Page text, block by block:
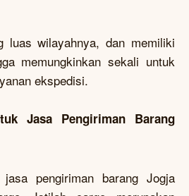
luas wilayahnya, dan memiliki
memungkinkan sekali untuk
ekspedisi.
Jasa Pengiriman Barang
pengiriman barang Jogja